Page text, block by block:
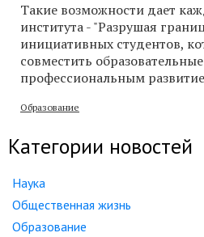
Такие возможности дает
института - "Разрушая
инициативных студентов,
совместить
профессиональным
Образование
Категории новостей
Наука
Общественная жизнь
Образование